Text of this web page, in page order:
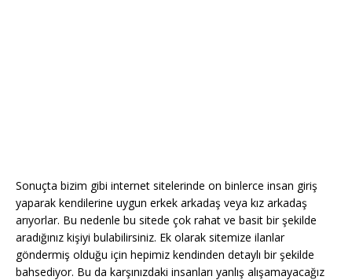
Sonuçta bizim gibi internet sitelerinde on binlerce insan giriş
yaparak kendilerine uygun erkek arkadaş veya kız arkadaş
arıyorlar. Bu nedenle bu sitede çok rahat ve basit bir şekilde
aradığınız kişiyi bulabilirsiniz. Ek olarak sitemize ilanlar
göndermiş olduğu için hepimiz kendinden detaylı bir şekilde
bahsediyor. Bu da karşınızdaki insanları yanlış alışamayacağız